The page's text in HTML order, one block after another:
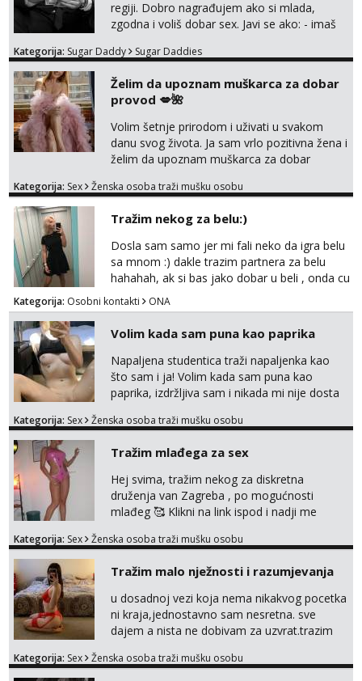
regiji. Dobro nagrađujem ako si mlada,
zgodna i voliš dobar sex. Javi se ako: - imaš
kosu - se dobro ljubiš - si fleksibilna s
dostupna radnim danom (vikendi i noći su za
obitelj) - vodiš brigu o zdravlju i koristiš
zaštitu Ne javljajte se: - debele - frajeri i
paro...
Kategorija: Sugar Daddy Sugar Daddies
Želim da upoznam muškarca za dobar
provod 💋🌺
Volim šetnje prirodom i uživati u svakom
danu svog života. Ja sam vrlo pozitivna žena i
želim da upoznam muškarca za dobar
na link ispod i nadji me tamo, cekam te!
Kategorija: Sex Ženska osoba traži mušku osobu
Tražim nekog za belu:)
Dosla sam samo jer mi fali neko da igra belu
sa mnom :) dakle trazim partnera za belu
hahahah, ak si bas jako dobar u beli , onda cu
razmislit za dalje Klikni na link ispod i nadji me
tamo, cekam te!
Kategorija: Osobni kontakti ONA
Volim kada sam puna kao paprika
Napaljena studentica traži napaljenka kao
što sam i ja! Volim kada sam puna kao
paprika, izdržljiva sam i nikada mi nije dosta
bilo kad i bilo gdje zato se javi što prije da
tamo, cekam te!
Kategorija: Sex Ženska osoba traži mušku osobu
Tražim mlađega za sex
Hej svima, tražim nekog za diskretna
druženja van Zagreba , po mogućnosti
mlađeg 🥰 Klikni na link ispod i nadji me
Kategorija: Sex Ženska osoba traži mušku osobu
Tražim malo nježnosti i razumjevanja
u dosadnoj vezi koja nema nikakvog pocetka
ni kraja,jednostavno sam nesretna. sve
dajem a nista ne dobivam za uzvrat.trazim
trazim puno samo malo njeznosti i
Kategorija: Sex Ženska osoba traži mušku osobu